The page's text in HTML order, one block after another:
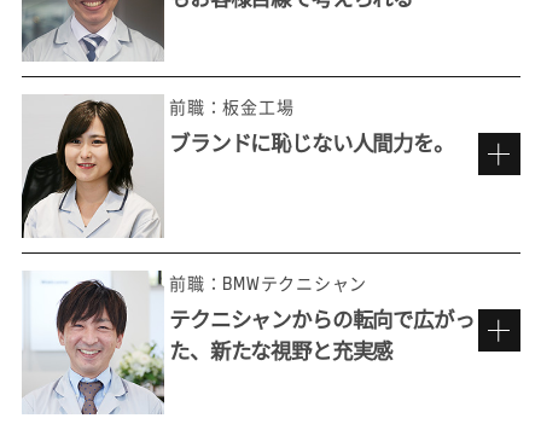
車が好き、人が好き。だから楽しめる仕事
前職：板金工場
ブランドに恥じない人間力を。
BMWを背負うブランド・アンバサダー
として。
前職：BMWテクニシャン
テクニシャンからの転向で広がっ
た、新たな視野と充実感